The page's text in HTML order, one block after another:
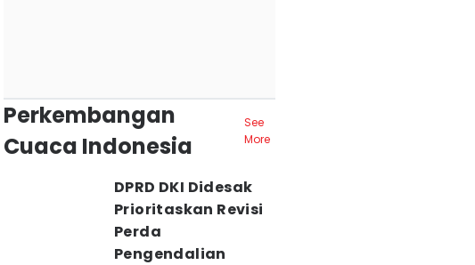
Perkembangan
Cuaca Indonesia
See
More
DPRD DKI Didesak
Prioritaskan Revisi
Perda
Pengendalian